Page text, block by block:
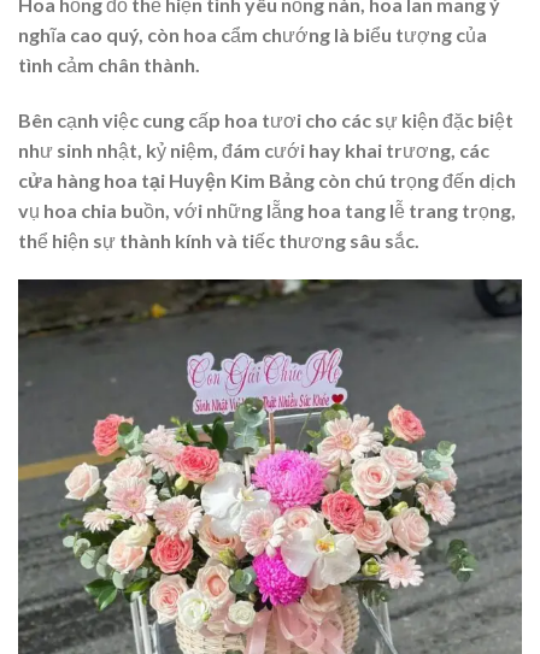
nghĩa cao quý, còn hoa cẩm chướng là biểu tượng của
tình cảm chân thành.
Bên cạnh việc cung cấp hoa tươi cho các sự kiện đặc biệt
như sinh nhật, kỷ niệm, đám cưới hay khai trương, các
cửa hàng hoa tại Huyện Kim Bảng còn chú trọng đến dịch
vụ hoa chia buồn, với những lẵng hoa tang lễ trang trọng,
thể hiện sự thành kính và tiếc thương sâu sắc.